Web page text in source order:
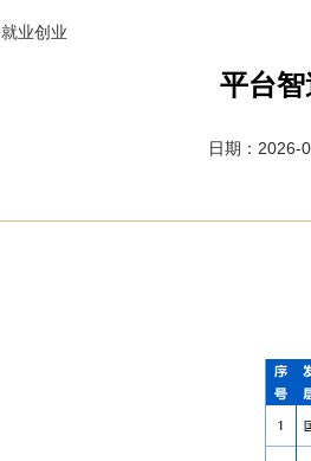
就业创业
平台
日期：2026-